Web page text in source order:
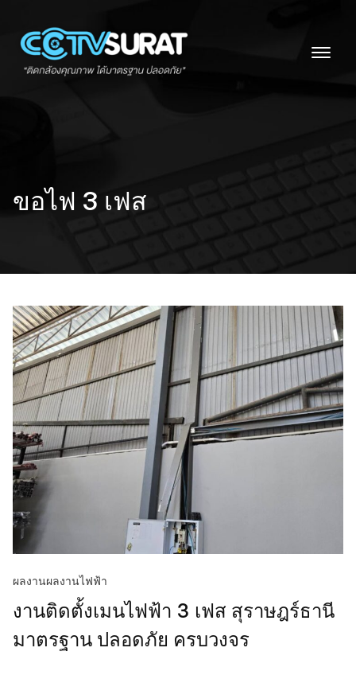
content
ขอไฟ 3 เฟส
ผลงานผลงานไฟฟ้า
งานติดตั้งเมนไฟฟ้า 3 เฟส สุราษฎร์ธานี
มาตรฐาน ปลอดภัย ครบวงจร